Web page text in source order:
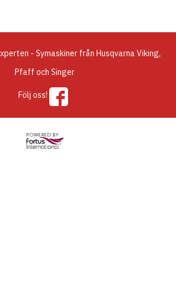
- Symaskiner från Husqvarna Viking,
Pfaff och Singer
Följ oss!